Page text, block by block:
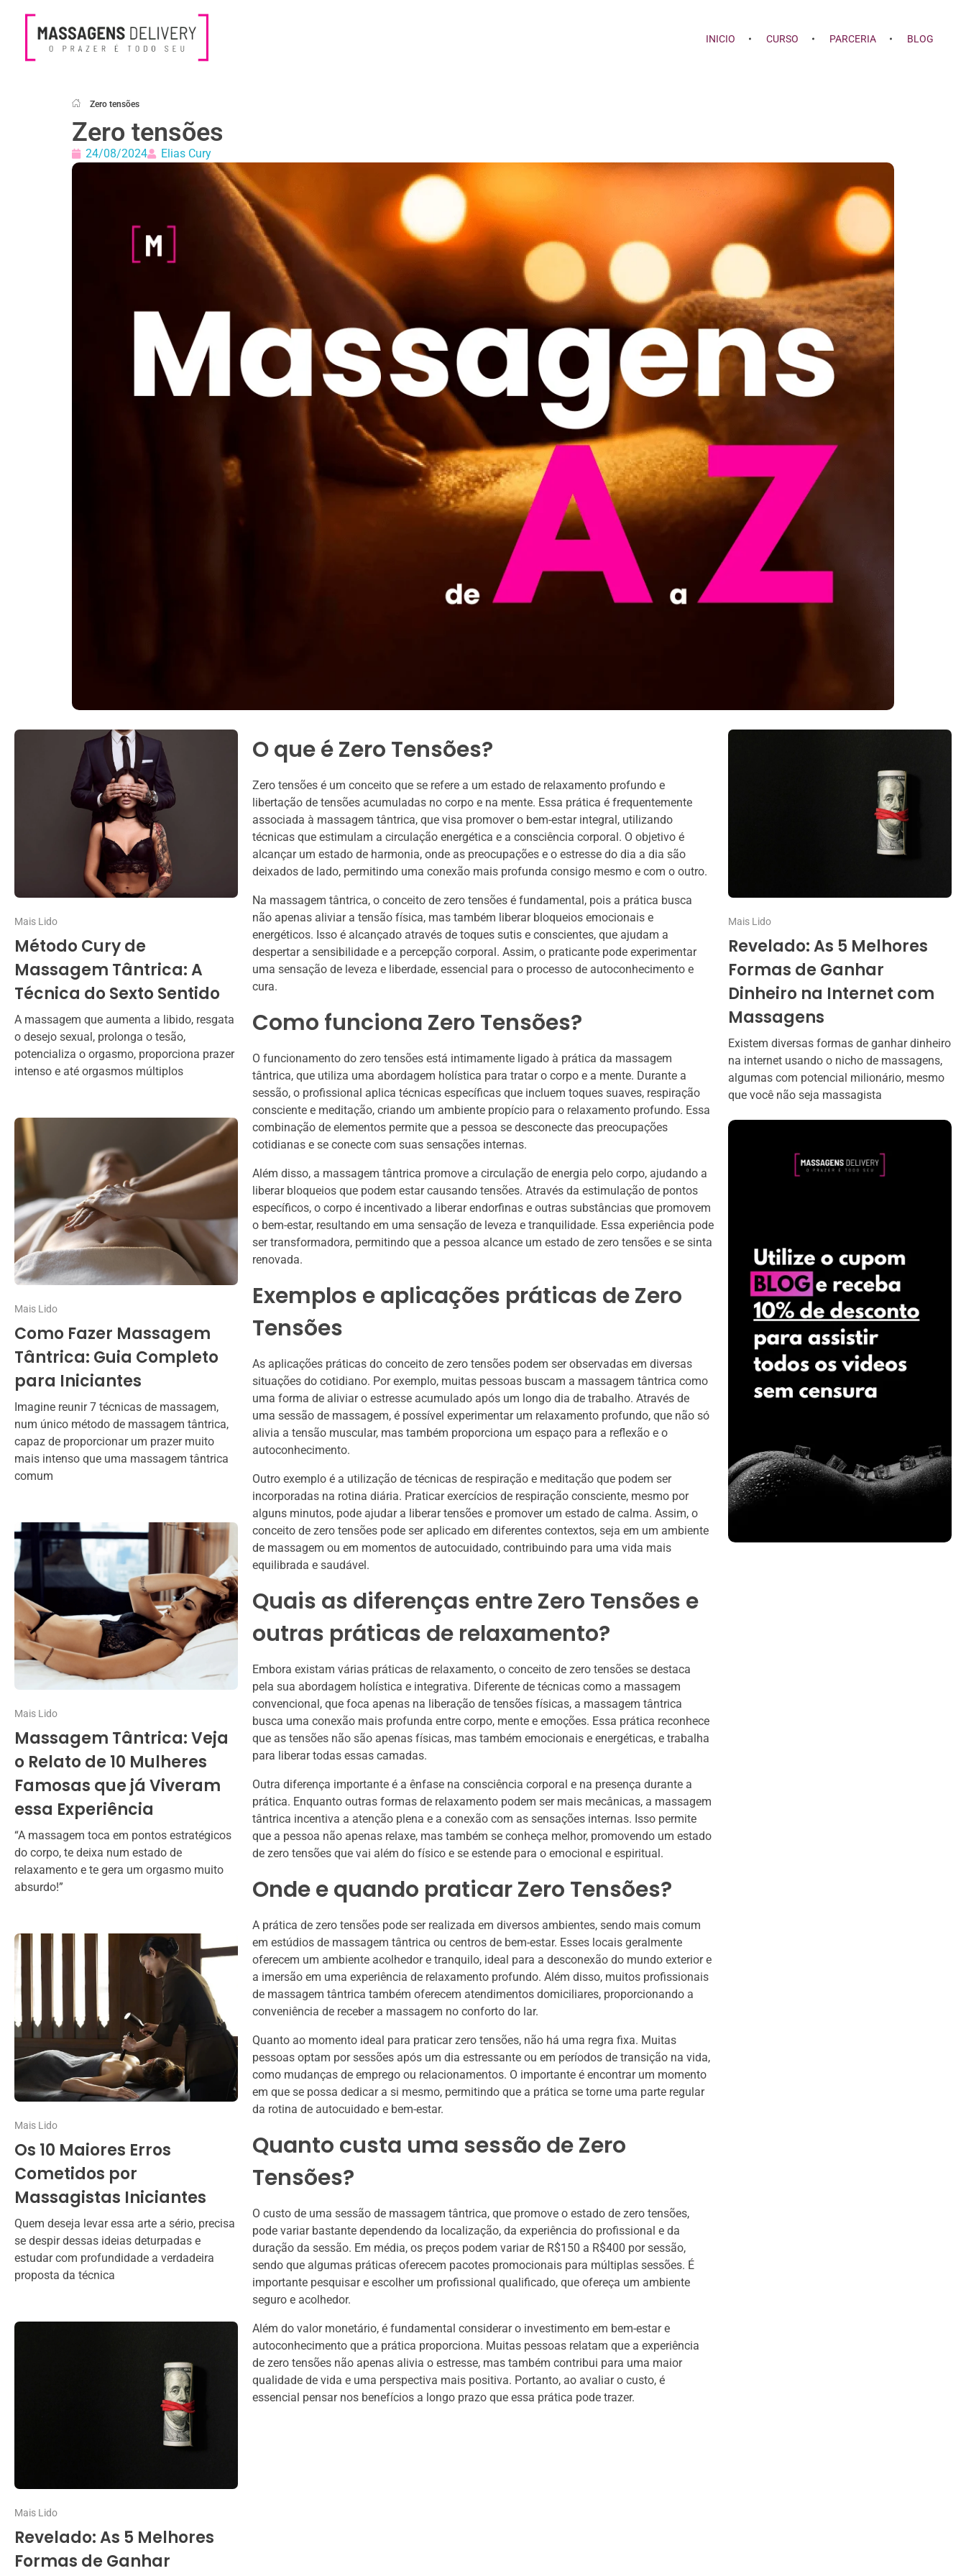
INICIO CURSO PARCERIA BLOG
Zero tensões
Zero tensões
24/08/2024 Elias Cury
Mais Lido
Método Cury de
Massagem Tântrica: A
Técnica do Sexto Sentido
A massagem que aumenta a libido, resgata
o desejo sexual, prolonga o tesão,
potencializa o orgasmo, proporciona prazer
intenso e até orgasmos múltiplos
Mais Lido
Como Fazer Massagem
Tântrica: Guia Completo
para Iniciantes
Imagine reunir 7 técnicas de massagem,
num único método de massagem tântrica,
capaz de proporcionar um prazer muito
mais intenso que uma massagem tântrica
comum
Mais Lido
Massagem Tântrica: Veja
o Relato de 10 Mulheres
Famosas que já Viveram
essa Experiência
“A massagem toca em pontos estratégicos
do corpo, te deixa num estado de
relaxamento e te gera um orgasmo muito
absurdo!”
Mais Lido
Os 10 Maiores Erros
Cometidos por
Massagistas Iniciantes
Quem deseja levar essa arte a sério, precisa
se despir dessas ideias deturpadas e
estudar com profundidade a verdadeira
proposta da técnica
Mais Lido
Revelado: As 5 Melhores
Formas de Ganhar
O que é Zero Tensões?
Zero tensões é um conceito que se refere a um estado de relaxamento profundo e
libertação de tensões acumuladas no corpo e na mente. Essa prática é frequentemente
associada à massagem tântrica, que visa promover o bem-estar integral, utilizando
técnicas que estimulam a circulação energética e a consciência corporal. O objetivo é
alcançar um estado de harmonia, onde as preocupações e o estresse do dia a dia são
deixados de lado, permitindo uma conexão mais profunda consigo mesmo e com o outro.
Na massagem tântrica, o conceito de zero tensões é fundamental, pois a prática busca
não apenas aliviar a tensão física, mas também liberar bloqueios emocionais e
energéticos. Isso é alcançado através de toques sutis e conscientes, que ajudam a
despertar a sensibilidade e a percepção corporal. Assim, o praticante pode experimentar
uma sensação de leveza e liberdade, essencial para o processo de autoconhecimento e
cura.
Como funciona Zero Tensões?
O funcionamento do zero tensões está intimamente ligado à prática da massagem
tântrica, que utiliza uma abordagem holística para tratar o corpo e a mente. Durante a
sessão, o profissional aplica técnicas específicas que incluem toques suaves, respiração
consciente e meditação, criando um ambiente propício para o relaxamento profundo. Essa
combinação de elementos permite que a pessoa se desconecte das preocupações
cotidianas e se conecte com suas sensações internas.
Além disso, a massagem tântrica promove a circulação de energia pelo corpo, ajudando a
liberar bloqueios que podem estar causando tensões. Através da estimulação de pontos
específicos, o corpo é incentivado a liberar endorfinas e outras substâncias que promovem
o bem-estar, resultando em uma sensação de leveza e tranquilidade. Essa experiência pode
ser transformadora, permitindo que a pessoa alcance um estado de zero tensões e se sinta
renovada.
Exemplos e aplicações práticas de Zero
Tensões
As aplicações práticas do conceito de zero tensões podem ser observadas em diversas
situações do cotidiano. Por exemplo, muitas pessoas buscam a massagem tântrica como
uma forma de aliviar o estresse acumulado após um longo dia de trabalho. Através de
uma sessão de massagem, é possível experimentar um relaxamento profundo, que não só
alivia a tensão muscular, mas também proporciona um espaço para a reflexão e o
autoconhecimento.
Outro exemplo é a utilização de técnicas de respiração e meditação que podem ser
incorporadas na rotina diária. Praticar exercícios de respiração consciente, mesmo por
alguns minutos, pode ajudar a liberar tensões e promover um estado de calma. Assim, o
conceito de zero tensões pode ser aplicado em diferentes contextos, seja em um ambiente
de massagem ou em momentos de autocuidado, contribuindo para uma vida mais
equilibrada e saudável.
Quais as diferenças entre Zero Tensões e
outras práticas de relaxamento?
Embora existam várias práticas de relaxamento, o conceito de zero tensões se destaca
pela sua abordagem holística e integrativa. Diferente de técnicas como a massagem
convencional, que foca apenas na liberação de tensões físicas, a massagem tântrica
busca uma conexão mais profunda entre corpo, mente e emoções. Essa prática reconhece
que as tensões não são apenas físicas, mas também emocionais e energéticas, e trabalha
para liberar todas essas camadas.
Outra diferença importante é a ênfase na consciência corporal e na presença durante a
prática. Enquanto outras formas de relaxamento podem ser mais mecânicas, a massagem
tântrica incentiva a atenção plena e a conexão com as sensações internas. Isso permite
que a pessoa não apenas relaxe, mas também se conheça melhor, promovendo um estado
de zero tensões que vai além do físico e se estende para o emocional e espiritual.
Onde e quando praticar Zero Tensões?
A prática de zero tensões pode ser realizada em diversos ambientes, sendo mais comum
em estúdios de massagem tântrica ou centros de bem-estar. Esses locais geralmente
oferecem um ambiente acolhedor e tranquilo, ideal para a desconexão do mundo exterior e
a imersão em uma experiência de relaxamento profundo. Além disso, muitos profissionais
de massagem tântrica também oferecem atendimentos domiciliares, proporcionando a
conveniência de receber a massagem no conforto do lar.
Quanto ao momento ideal para praticar zero tensões, não há uma regra fixa. Muitas
pessoas optam por sessões após um dia estressante ou em períodos de transição na vida,
como mudanças de emprego ou relacionamentos. O importante é encontrar um momento
em que se possa dedicar a si mesmo, permitindo que a prática se torne uma parte regular
da rotina de autocuidado e bem-estar.
Quanto custa uma sessão de Zero
Tensões?
O custo de uma sessão de massagem tântrica, que promove o estado de zero tensões,
pode variar bastante dependendo da localização, da experiência do profissional e da
duração da sessão. Em média, os preços podem variar de R$150 a R$400 por sessão,
sendo que algumas práticas oferecem pacotes promocionais para múltiplas sessões. É
importante pesquisar e escolher um profissional qualificado, que ofereça um ambiente
seguro e acolhedor.
Além do valor monetário, é fundamental considerar o investimento em bem-estar e
autoconhecimento que a prática proporciona. Muitas pessoas relatam que a experiência
de zero tensões não apenas alivia o estresse, mas também contribui para uma maior
qualidade de vida e uma perspectiva mais positiva. Portanto, ao avaliar o custo, é
essencial pensar nos benefícios a longo prazo que essa prática pode trazer.
Mais Lido
Revelado: As 5 Melhores
Formas de Ganhar
Dinheiro na Internet com
Massagens
Existem diversas formas de ganhar dinheiro
na internet usando o nicho de massagens,
algumas com potencial milionário, mesmo
que você não seja massagista